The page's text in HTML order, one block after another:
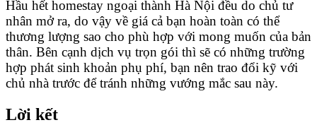
Hầu hết homestay ngoại thành Hà Nội đều do chủ tư
nhân mở ra, do vậy về giá cả bạn hoàn toàn có thể
thương lượng sao cho phù hợp với mong muốn của bản
thân. Bên cạnh dịch vụ trọn gói thì sẽ có những trường
hợp phát sinh khoản phụ phí, bạn nên trao đổi kỹ với
chủ nhà trước để tránh những vướng mắc sau này.
Lời kết